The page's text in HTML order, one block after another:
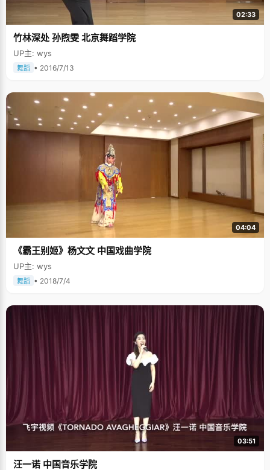
02:33
竹林深处 孙煦雯 北京舞蹈学院
UP主: wys
舞蹈 • 2016/7/13
04:04
《霸王别姬》杨文文 中国戏曲学院
UP主: wys
舞蹈 • 2018/7/4
03:51
汪一诺 中国音乐学院